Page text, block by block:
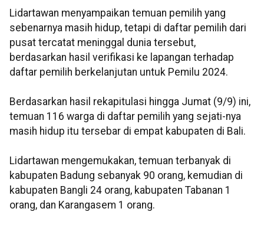
Lidartawan menyampaikan temuan pemilih yang
sebenarnya masih hidup, tetapi di daftar pemilih dari
pusat tercatat meninggal dunia tersebut,
berdasarkan hasil verifikasi ke lapangan terhadap
daftar pemilih berkelanjutan untuk Pemilu 2024.
Berdasarkan hasil rekapitulasi hingga Jumat (9/9) ini,
temuan 116 warga di daftar pemilih yang sejati-nya
masih hidup itu tersebar di empat kabupaten di Bali.
Lidartawan mengemukakan, temuan terbanyak di
kabupaten Badung sebanyak 90 orang, kemudian di
kabupaten Bangli 24 orang, kabupaten Tabanan 1
orang, dan Karangasem 1 orang.